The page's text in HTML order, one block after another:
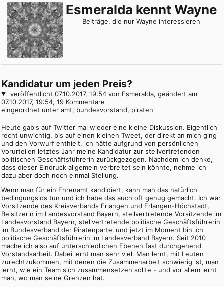
Esmeralda kennt Wayne
Beiträge, die nur Wayne interessieren
Kandidatur um jeden Preis?
veröffentlicht 07.10.2017, 19:54von Esmeralda, geändert am
07.10.2017, 19:54,19 Kommentare
eingeordnet unteramt bundesvorstand piraten
Heute gab's auf Twitter mal wieder eine kleine Diskussion. Eigentlich
recht unwichtig, bis auf einen kleinen Tweet, der direkt an mich ging
und den Vorwurf enthielt, ich hätte aufgrund von persönlichen
Vorurteilen letztes Jahr meine Kandidatur zur stellvertretenden
politischen Geschäftsführerin zurückgezogen. Nachdem ich denke,
dass dieser Eindruck allgemein verbreitet sein könnte, nehme ich
dazu aber doch noch einmal Stellung.
Wenn man für ein Ehrenamt kandidiert, kann man das natürlich
bedingungslos tun und ich habe das auch oft genug gemacht. Ich war
Vorsitzende des Kreisverbands Erlangen und Erlangen-Höchstadt,
Beisitzerin im Landesvorstand Bayern, stellvertretende Vorsitzende im
Landesvorstand Bayern, stellvertretende politische Geschäftsführerin
im Bundesverband der Piratenpartei und jetzt im Moment bin ich
politische Geschäftsführerin im Landesverband Bayern. Seit 2010
mache ich also auf unterschiedlichen Ebenen fast durchgehend
Vorstandsarbeit. Dabei lernt man sehr viel. Man lernt, mit Leuten
zurechtzukommen, mit denen die Zusammenarbeit schwierig ist, man
lernt, wie ein Team sich zusammensetzen sollte - und vor allem lernt
man, wo man seine Grenzen hat.